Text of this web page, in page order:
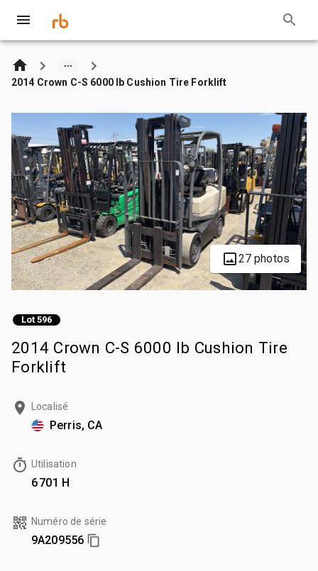
2014 Crown C-S 6000 lb Cushion Tire Forklift
27 photos
Lot 596
2014 Crown C-S 6000 lb Cushion Tire
Forklift
Localisé
Perris, CA
Utilisation
6 701 H
Numéro de série
9A209556